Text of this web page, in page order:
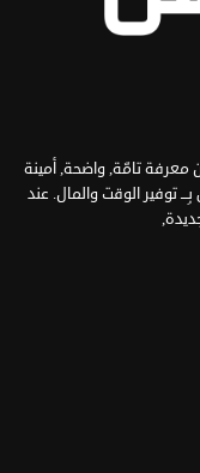
معرفة تامّة, واضحة, أمينة
توفير الوقت والمال. عند